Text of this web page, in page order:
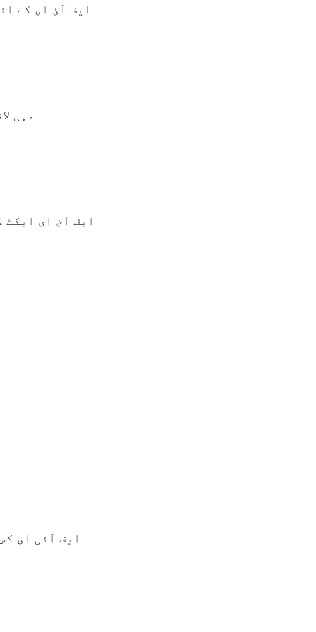
ایف آئ ای کے
مہی
ایف آئ ای ایکٹ
ایف آئی ای